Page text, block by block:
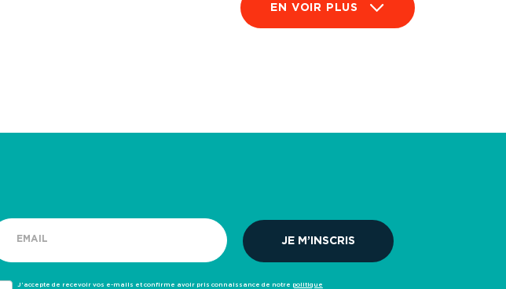
EN VOIR PLUS
J’accepte de recevoir vos e-mails et confirme avoir pris connaissance de notre politique